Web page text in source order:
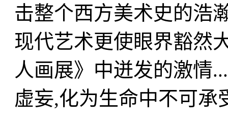
击整个西方美术史的浩
现代艺术更使眼界豁然
人画展》中迸发的激情
虚妄,化为生命中不可承